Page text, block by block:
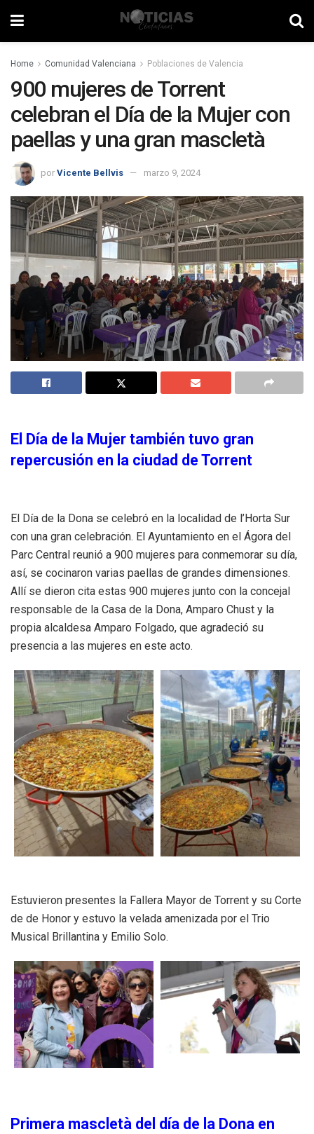
Home Comunidad Valenciana Poblaciones de Valencia
900 mujeres de Torrent
celebran el Día de la Mujer con
paellas y una gran mascletà
por Vicente Bellvis marzo 9, 2024
El Día de la Mujer también tuvo gran
repercusión en la ciudad de Torrent
El Día de la Dona se celebró en la localidad de l’Horta Sur
con una gran celebración. El Ayuntamiento en el Ágora del
Parc Central reunió a 900 mujeres para conmemorar su día,
así, se cocinaron varias paellas de grandes dimensiones.
Allí se dieron cita estas 900 mujeres junto con la concejal
responsable de la Casa de la Dona, Amparo Chust y la
propia alcaldesa Amparo Folgado, que agradeció su
presencia a las mujeres en este acto.
Estuvieron presentes la Fallera Mayor de Torrent y su Corte
de de Honor y estuvo la velada amenizada por el Trio
Musical Brillantina y Emilio Solo.
Primera mascletà del día de la Dona en